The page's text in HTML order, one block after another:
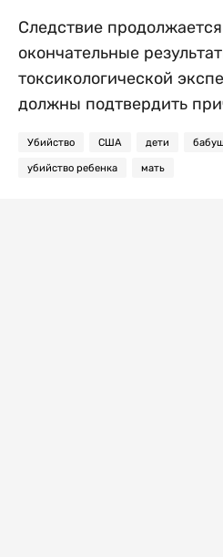
Следствие
окончательные
токсикологической
должны подтвердить
Убийство США дети
убийство ребенка мать